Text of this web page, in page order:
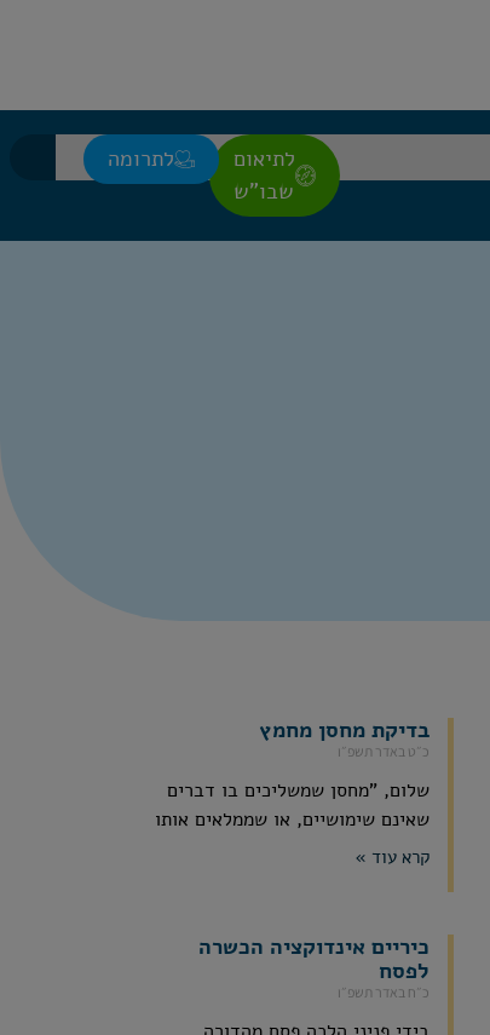
לתיאום
שבו"ש
לתרומה
בדיקת מחסן מחמץ
כ״ט באדר תשפ״ו
שלום, "מחסן שמשליכים בו דברים
שאינם שימושיים, או שממלאים אותו
קרא עוד »
כיריים אינדוקציה הכשרה
לפסח
כ״ח באדר תשפ״ו